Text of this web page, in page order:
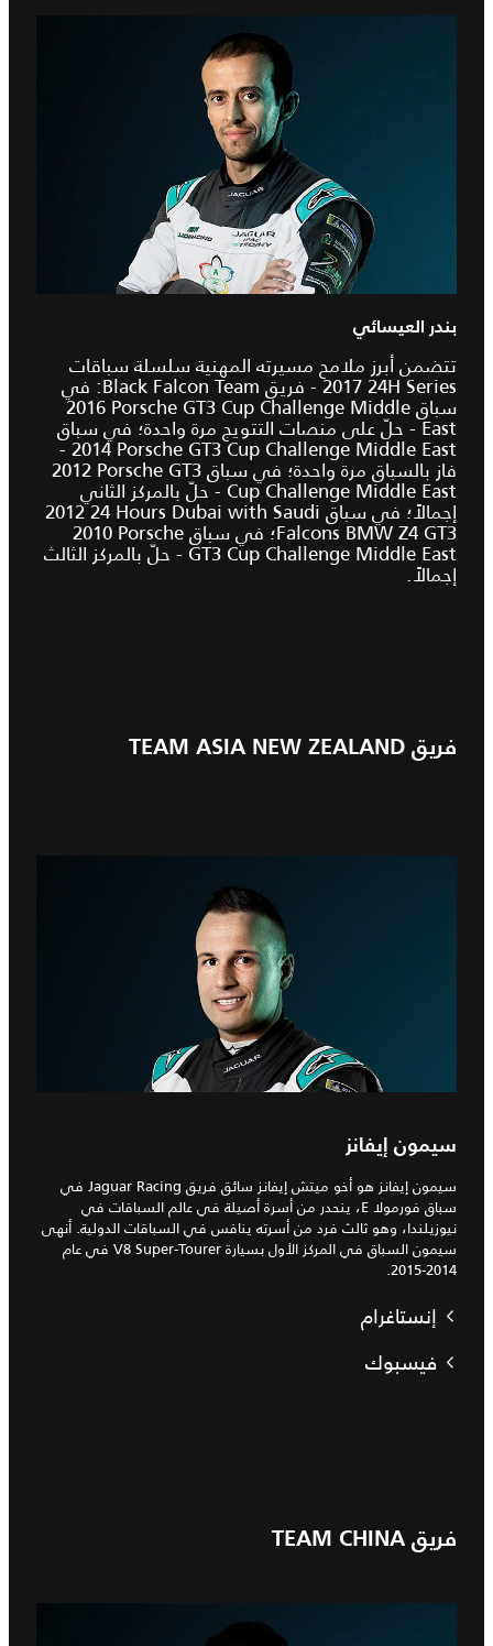
بندر العيسائي
تتضمن أبرز ملامح مسيرته المهنية سلسلة سباقات
‎2017 24H Series - فريق Black Falcon Team: في
سباق ‎2016 Porsche GT3 Cup Challenge Middle
East - حلّ على منصات التتويج مرة واحدة؛ في سباق
‎2014 Porsche GT3 Cup Challenge Middle East -
فاز بالسباق مرة واحدة؛ في سباق ‎2012 Porsche GT3
Cup Challenge Middle East - حلّ بالمركز الثاني
إجمالاً؛ في سباق ‎2012 24 Hours Dubai with Saudi
Falcons BMW Z4 GT3؛ في سباق ‎2010 Porsche
GT3 Cup Challenge Middle East - حلّ بالمركز الثالث
إجمالاً.
فريق TEAM ASIA NEW ZEALAND
سيمون إيفانز
سيمون إيفانز هو أخو ميتش إيفانز سائق فريق Jaguar Racing في
سباق فورمولا E، ينحدر من أسرة أصيلة في عالم السباقات في
نيوزيلندا، وهو ثالث فرد من أسرته ينافس في السباقات الدولية. أنهى
سيمون السباق في المركز الأول بسيارة V8 Super-Tourer في عام
2014-2015.
إنستاغرام
فيسبوك
فريق TEAM CHINA